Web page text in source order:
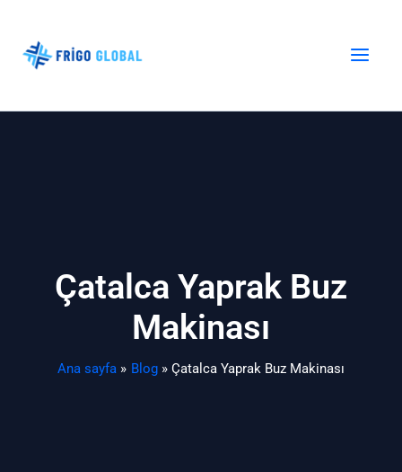
Çatalca Yaprak Buz
Makinası
Ana sayfa Blog Çatalca Yaprak Buz Makinası